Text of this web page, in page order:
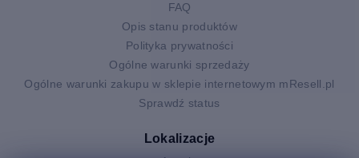
FAQ
Opis stanu produktów
Polityka prywatności
Ogólne warunki sprzedaży
Ogólne warunki zakupu w sklepie internetowym mResell.pl
Sprawdź status
Lokalizacje